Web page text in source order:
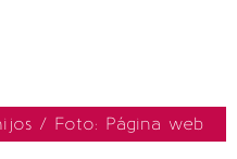
/ Foto: Página web